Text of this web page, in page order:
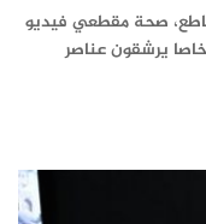
صحة مقطعي فيديو
يرشقون عناصر